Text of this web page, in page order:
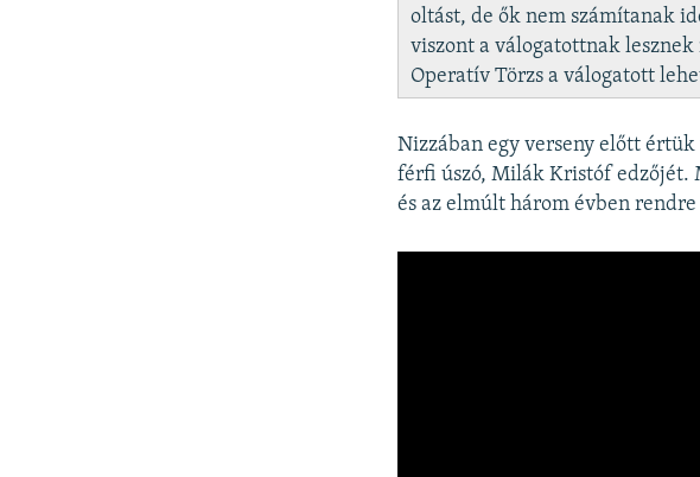
oltást, de ők nem számítanak
viszont a válogatottnak
Operatív Törzs a válogatott
Nizzában egy verseny előtt
férfi úszó, Milák Kristóf edzőjét.
és az elmúlt három évben